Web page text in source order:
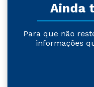
Ainda
Para que não
informações